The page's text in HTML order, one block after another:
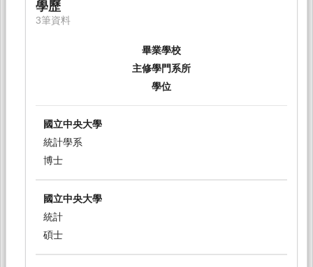
學歷
3筆資料
畢業學校
主修學門系所
學位
國立中央大學
統計學系
博士
國立中央大學
統計
碩士